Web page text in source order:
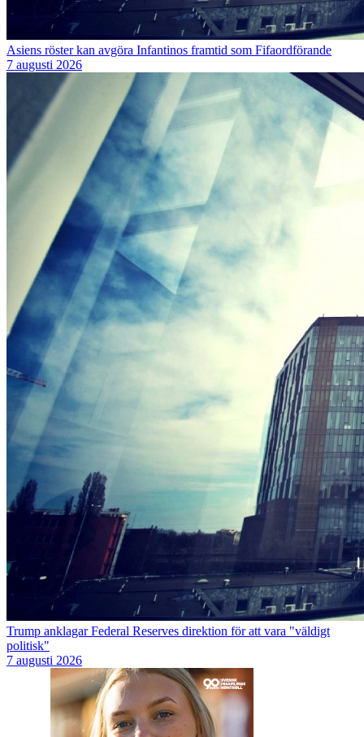
Asiens röster kan avgöra Infantinos framtid som Fifaordförande
7 augusti 2026
Trump anklagar Federal Reserves direktion för att vara "väldigt
politisk"
7 augusti 2026